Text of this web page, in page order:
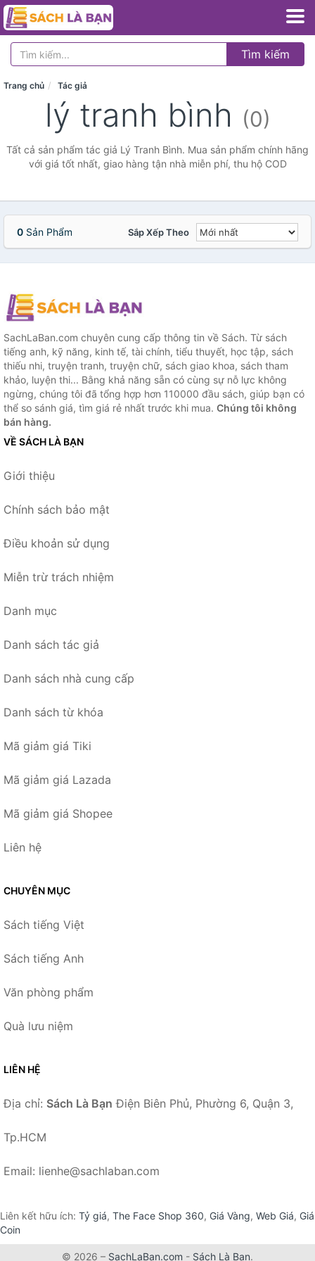
Tìm kiếm
Trang chủ Tác giả
lý tranh bình (0)
Tất cả sản phẩm tác giả Lý Tranh Bình. Mua sản phẩm chính hãng
với giá tốt nhất, giao hàng tận nhà miễn phí, thu hộ COD
0 Sản Phẩm Sắp Xếp Theo
SachLaBan.com chuyên cung cấp thông tin về Sách. Từ sách
tiếng anh, kỹ năng, kinh tế, tài chính, tiểu thuyết, học tập, sách
thiếu nhi, truyện tranh, truyện chữ, sách giao khoa, sách tham
khảo, luyện thi... Bằng khả năng sẵn có cùng sự nỗ lực không
ngừng, chúng tôi đã tổng hợp hơn 110000 đầu sách, giúp bạn có
thể so sánh giá, tìm giá rẻ nhất trước khi mua. Chúng tôi không
bán hàng.
VỀ SÁCH LÀ BẠN
Giới thiệu
Chính sách bảo mật
Điều khoản sử dụng
Miễn trừ trách nhiệm
Danh mục
Danh sách tác giả
Danh sách nhà cung cấp
Danh sách từ khóa
Mã giảm giá Tiki
Mã giảm giá Lazada
Mã giảm giá Shopee
Liên hệ
CHUYÊN MỤC
Sách tiếng Việt
Sách tiếng Anh
Văn phòng phẩm
Quà lưu niệm
LIÊN HỆ
Địa chỉ: Sách Là Bạn Điện Biên Phủ, Phường 6, Quận 3,
Tp.HCM
Email: lienhe@sachlaban.com
Liên kết hữu ích: Tỷ giá, The Face Shop 360, Giá Vàng, Web Giá, Giá
Coin
© 2026 – SachLaBan.com - Sách Là Bạn.